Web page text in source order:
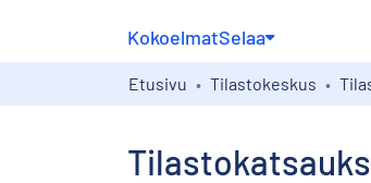
KokoelmatSelaa
Etusivu Tilastokeskus